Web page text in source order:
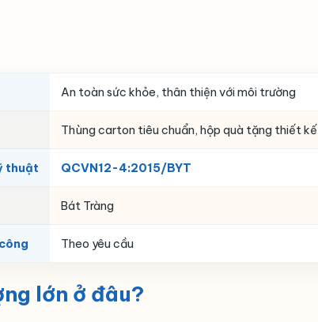
An toàn sức khỏe, thân thiện với môi trường
Thùng carton tiêu chuẩn, hộp quà tặng thiết kế
thuật QCVN12-4:2015/BYT
Bát Tràng
Theo yêu cầu
lớn ở đâu?